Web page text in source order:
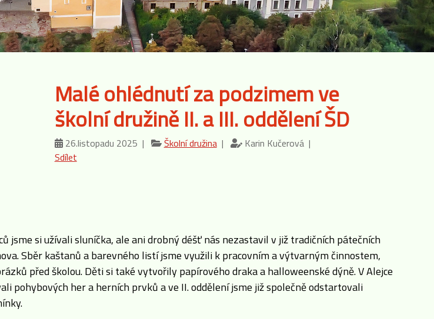
Malé ohlédnutí za podzimem ve
školní družině II. a III. oddělení ŠD
26.listopadu 2025 | Školní družina|
Karin Kučerová |
Sdílet
jsme si užívali sluníčka, ale ani drobný déšť nás nezastavil v již tradičních pátečních
Sběr kaštanů a barevného listí jsme využili k pracovním a výtvarným činnostem,
před školou. Děti si také vytvořily papírového draka a halloweenské dýně. V Alejce
pohybových her a herních prvků a ve II. oddělení jsme již společně odstartovali